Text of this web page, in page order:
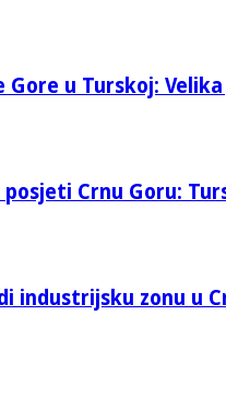
Gore u Turskoj:
Crnu Goru:
industrijsku zonu u